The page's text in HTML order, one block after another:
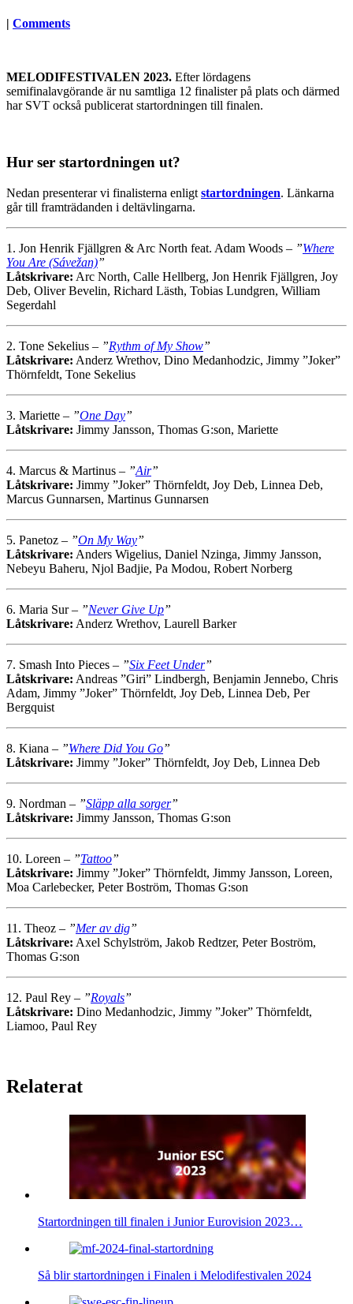
| Comments
MELODIFESTIVALEN 2023. Efter lördagens
semifinalavgörande är nu samtliga 12 finalister på plats och därmed
har SVT också publicerat startordningen till finalen.
Hur ser startordningen ut?
Nedan presenterar vi finalisterna enligt startordningen. Länkarna
går till framträdanden i deltävlingarna.
1. Jon Henrik Fjällgren & Arc North feat. Adam Woods – ”Where
You Are (Sávežan)”
Låtskrivare: Arc North, Calle Hellberg, Jon Henrik Fjällgren, Joy
Deb, Oliver Bevelin, Richard Lästh, Tobias Lundgren, William
Segerdahl
2. Tone Sekelius – ”Rythm of My Show”
Låtskrivare: Anderz Wrethov, Dino Medanhodzic, Jimmy ”Joker”
Thörnfeldt, Tone Sekelius
3. Mariette – ”One Day”
Låtskrivare: Jimmy Jansson, Thomas G:son, Mariette
4. Marcus & Martinus – ”Air”
Låtskrivare: Jimmy ”Joker” Thörnfeldt, Joy Deb, Linnea Deb,
Marcus Gunnarsen, Martinus Gunnarsen
5. Panetoz – ”On My Way”
Låtskrivare: Anders Wigelius, Daniel Nzinga, Jimmy Jansson,
Nebeyu Baheru, Njol Badjie, Pa Modou, Robert Norberg
6. Maria Sur – ”Never Give Up”
Låtskrivare: Anderz Wrethov, Laurell Barker
7. Smash Into Pieces – ”Six Feet Under”
Låtskrivare: Andreas ”Giri” Lindbergh, Benjamin Jennebo, Chris
Adam, Jimmy ”Joker” Thörnfeldt, Joy Deb, Linnea Deb, Per
Bergquist
8. Kiana – ”Where Did You Go”
Låtskrivare: Jimmy ”Joker” Thörnfeldt, Joy Deb, Linnea Deb
9. Nordman – ”Släpp alla sorger”
Låtskrivare: Jimmy Jansson, Thomas G:son
10. Loreen – ”Tattoo”
Låtskrivare: Jimmy ”Joker” Thörnfeldt, Jimmy Jansson, Loreen,
Moa Carlebecker, Peter Boström, Thomas G:son
11. Theoz – ”Mer av dig”
Låtskrivare: Axel Schylström, Jakob Redtzer, Peter Boström,
Thomas G:son
12. Paul Rey – ”Royals”
Låtskrivare: Dino Medanhodzic, Jimmy ”Joker” Thörnfeldt,
Liamoo, Paul Rey
Relaterat
Startordningen till finalen i Junior Eurovision 2023…
Så blir startordningen i Finalen i Melodifestivalen 2024